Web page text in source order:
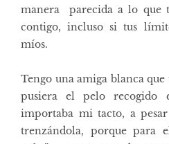
manera parecida a lo que
contigo, incluso si tus
míos.
Tengo una amiga blanca
pusiera el pelo
importaba mi tacto, a
trenzándola, porque para